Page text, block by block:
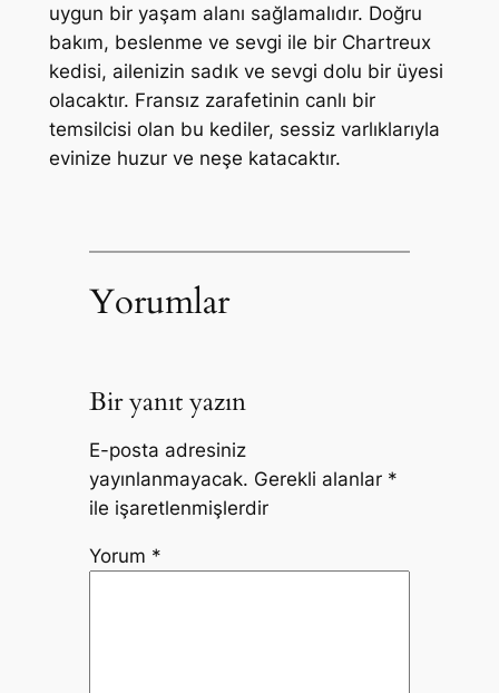
uygun bir yaşam alanı sağlamalıdır. Doğru
bakım, beslenme ve sevgi ile bir Chartreux
kedisi, ailenizin sadık ve sevgi dolu bir üyesi
olacaktır. Fransız zarafetinin canlı bir
temsilcisi olan bu kediler, sessiz varlıklarıyla
evinize huzur ve neşe katacaktır.
Yorumlar
Bir yanıt yazın
E-posta adresiniz
yayınlanmayacak. Gerekli alanlar *
ile işaretlenmişlerdir
Yorum *